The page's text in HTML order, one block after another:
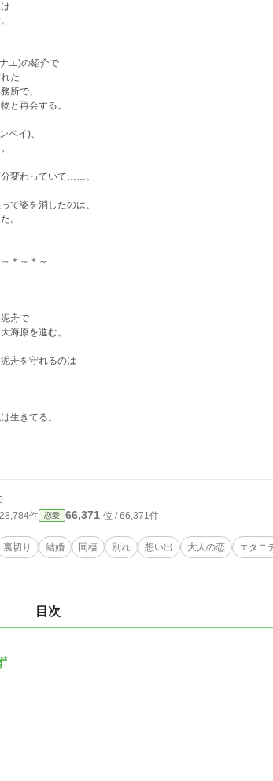
エ)の紹介で
た
所で、
と再会する。
ペイ)、
変わっていて……。
て姿を消したのは、
。
＊～＊～
舟で
海原を進む。
舟を守れるのは
生きてる。
件 恋愛 66,371 位 / 66,371件
裏切り 結婚 同棲 別れ 想い出 大人の恋 エタニ
目次